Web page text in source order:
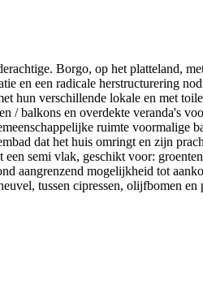
Borgo, op het platteland,
en een radicale herstructurering
hun verschillende lokale en met
/ balkons en overdekte veranda's
ruimte voormalige
dat het huis omringt en zijn
semi vlak, geschikt voor:
aangrenzend mogelijkheid tot
tussen cipressen, olijfbomen